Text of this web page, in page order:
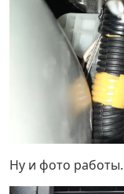
Ну и фото работы.